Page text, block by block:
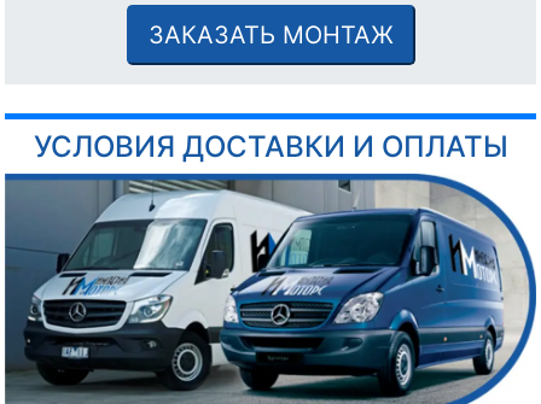
ЗАКАЗАТЬ МОНТАЖ
УСЛОВИЯ ДОСТАВКИ И ОПЛАТЫ